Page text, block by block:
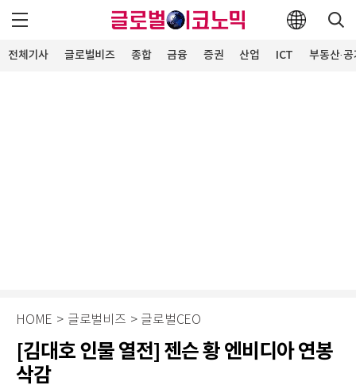
전체기사 글로벌비즈 종합 금융 증권 산업 ICT 부동산·
HOME > 글로벌비즈 > 글로벌CEO
[김대호 인물 열전] 젠슨 황 엔비디아 연봉
삭감